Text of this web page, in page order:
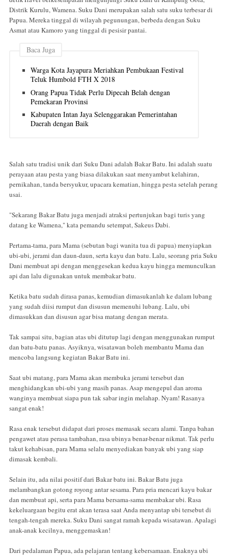
Distrik Kurulu, Wamena. Suku Dani merupakan salah satu suku terbesar di
Papua. Mereka tinggal di wilayah pegunungan, berbeda dengan Suku
Asmat atau Kamoro yang tinggal di pesisir pantai.
Baca Juga
Warga Kota Jayapura Meriahkan Pembukaan Festival
Teluk Humbold FTH X 2018
Orang Papua Tidak Perlu Dipecah Belah dengan
Pemekaran Provinsi
Kabupaten Intan Jaya Selenggarakan Pemerintahan
Daerah dengan Baik
Salah satu tradisi unik dari Suku Dani adalah Bakar Batu. Ini adalah suatu
perayaan atau pesta yang biasa dilakukan saat menyambut kelahiran,
pernikahan, tanda bersyukur, upacara kematian, hingga pesta setelah perang
usai.
"Sekarang Bakar Batu juga menjadi atraksi pertunjukan bagi turis yang
datang ke Wamena," kata pemandu setempat, Sakeus Dabi.
Pertama-tama, para Mama (sebutan bagi wanita tua di papua) menyiapkan
ubi-ubi, jerami dan daun-daun, serta kayu dan batu. Lalu, seorang pria Suku
Dani membuat api dengan menggesekan kedua kayu hingga memunculkan
api dan lalu digunakan untuk membakar batu.
Ketika batu sudah dirasa panas, kemudian dimasukanlah ke dalam lubang
yang sudah diisi rumput dan disusun memenuhi lubang. Lalu, ubi
dimasukkan dan disusun agar bisa matang dengan merata.
Tak sampai situ, bagian atas ubi ditutup lagi dengan menggunakan rumput
dan batu-batu panas. Asyiknya, wisatawan boleh membantu Mama dan
mencoba langsung kegiatan Bakar Batu ini.
Saat ubi matang, para Mama akan membuka jerami tersebut dan
menghidangkan ubi-ubi yang masih panas. Asap mengepul dan aroma
wanginya membuat siapa pun tak sabar ingin melahap. Nyam! Rasanya
sangat enak!
Rasa enak tersebut didapat dari proses memasak secara alami. Tanpa bahan
pengawet atau perasa tambahan, rasa ubinya benar-benar nikmat. Tak perlu
takut kehabisan, para Mama selalu menyediakan banyak ubi yang siap
dimasak kembali.
Selain itu, ada nilai positif dari Bakar batu ini. Bakar Batu juga
melambangkan gotong royong antar sesama. Para pria mencari kayu bakar
dan membuat api, serta para Mama bersama-sama membakar ubi. Rasa
kekeluargaan begitu erat akan terasa saat Anda menyantap ubi tersebut di
tengah-tengah mereka. Suku Dani sangat ramah kepada wisatawan. Apalagi
anak-anak kecilnya, menggemaskan!
Dari pedalaman Papua, ada pelajaran tentang kebersamaan. Enaknya ubi